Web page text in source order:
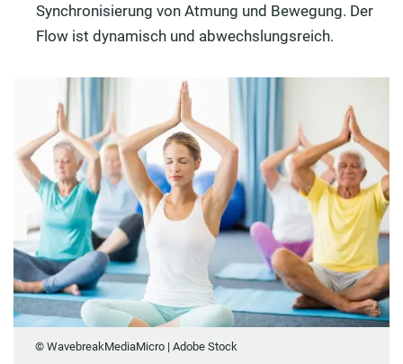
Synchronisierung von Atmung und Bewegung. Der
Flow ist dynamisch und abwechslungsreich.
© WavebreakMediaMicro | Adobe Stock